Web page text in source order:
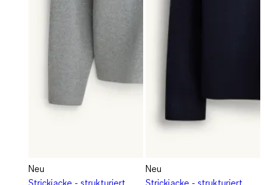
Neu
Strickjacke - strukturiert
Neu
Strickjacke - strukturiert